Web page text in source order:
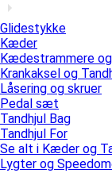
Glidestykke
Kæder
Kædestrammere
Krankaksel og
Låsering og skruer
Pedal sæt
Tandhjul Bag
Tandhjul For
Se alt i Kæder og
Lygter og